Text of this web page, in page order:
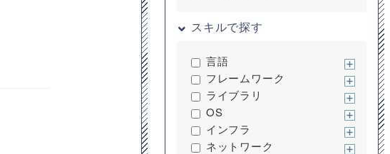
スキルで探す
言語
フレームワーク
ライブラリ
OS
インフラ
ネットワーク